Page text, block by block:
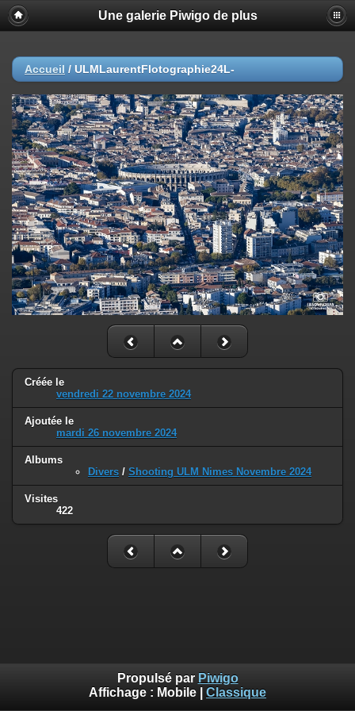
Une galerie Piwigo de plus
Accueil / ULMLaurentFlotographie24L-
Créée le
vendredi 22 novembre 2024
Ajoutée le
mardi 26 novembre 2024
Albums
Divers / Shooting ULM Nimes Novembre 2024
Visites
422
Propulsé par Piwigo
Affichage : Mobile Classique